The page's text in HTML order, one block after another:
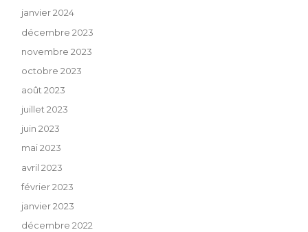
janvier 2024
décembre 2023
novembre 2023
octobre 2023
août 2023
juillet 2023
juin 2023
mai 2023
avril 2023
février 2023
janvier 2023
décembre 2022